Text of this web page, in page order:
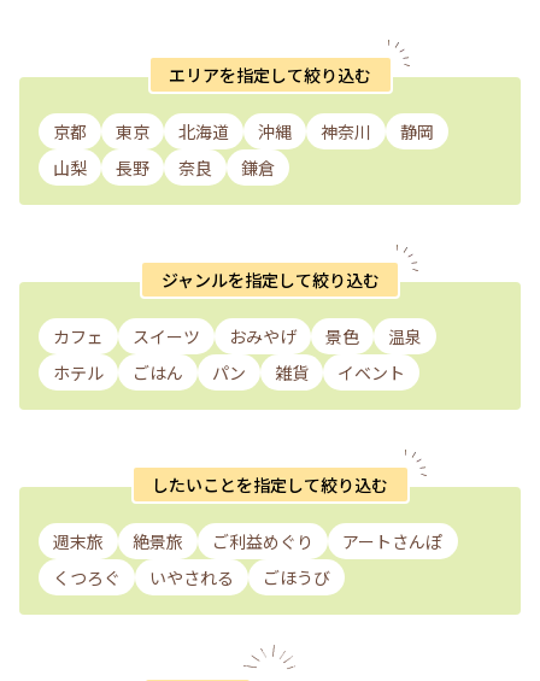
エリアを指定して絞り込む
京都 東京 北海道 沖縄 神奈川
静岡
山梨
長野 奈良 鎌倉
ジャンルを指定して絞り込む
カフェ スイーツ おみやげ 景色
温泉
ホテル
ごはん パン 雑貨 イベント
したいことを指定して絞り込む
週末旅 絶景旅 ご利益めぐり
アートさんぽ
くつろぐ
いやされる ごほうび